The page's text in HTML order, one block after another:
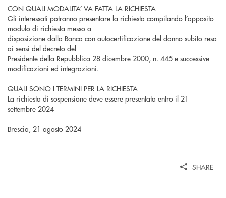
CON QUALI MODALITA’ VA FATTA LA RICHIESTA
Gli interessati potranno presentare la richiesta compilando l’apposito
modulo di richiesta messo a
disposizione dalla Banca con autocertificazione del danno subito resa
ai sensi del decreto del
Presidente della Repubblica 28 dicembre 2000, n. 445 e successive
modificazioni ed integrazioni.
QUALI SONO I TERMINI PER LA RICHIESTA
La richiesta di sospensione deve essere presentata entro il 21
settembre 2024
Brescia, 21 agosto 2024
SHARE